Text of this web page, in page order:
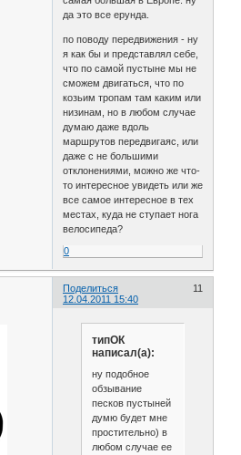
да это все ерунда.
по поводу передвижения - ну
я как бы и представлял себе,
что по самой пустыне мы не
сможем двигаться, что по
козьим тропам там каким или
низинам, но в любом случае
думаю даже вдоль
маршрутов передвигаяс, или
даже с не большими
отклонениями, можно же что-
то интересное увидеть или же
все самое интересное в тех
местах, куда не ступает нога
велосипеда?
0
Поделиться
11
12.04.2011 15:40
типОК
написал(а):
ну подобное
обзывание
песков пустыней
думю будет мне
простительно) в
любом случае ее